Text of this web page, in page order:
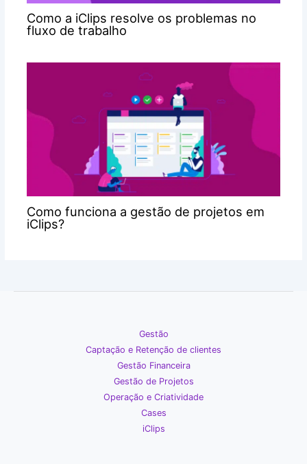
Como a iClips resolve os problemas no
fluxo de trabalho
Como funciona a gestão de projetos em
iClips?
Gestão
Captação e Retenção de clientes
Gestão Financeira
Gestão de Projetos
Operação e Criatividade
Cases
iClips